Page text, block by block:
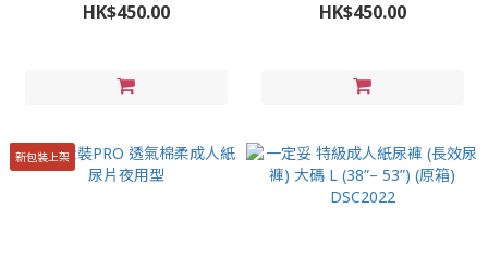
HK$450.00 HK$450.00
新包裝上架